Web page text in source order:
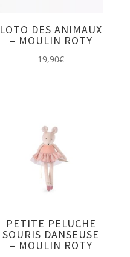
LOTO DES ANIMAUX
– MOULIN ROTY
19,90€
PETITE PELUCHE
SOURIS DANSEUSE
– MOULIN ROTY